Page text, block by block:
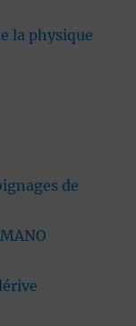
la physique
de